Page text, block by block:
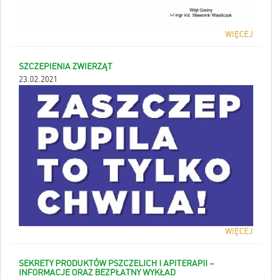
WIĘCEJ
SZCZEPIENIA ZWIERZĄT
23.02.2021
WIĘCEJ
SEKRETY PRODUKTÓW PSZCZELICH I APITERAPII –
INFORMACJE ORAZ BEZPŁATNY WYKŁAD